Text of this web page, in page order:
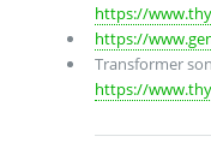
https://
https://
Transformer
https://